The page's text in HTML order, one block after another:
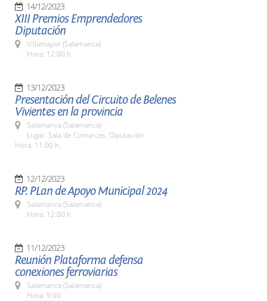
14/12/2023
XIII Premios Emprendedores
Diputación
Villamayor (Salamanca)
Hora: 12:00 h.
13/12/2023
Presentación del Circuito de Belenes
Vivientes en la provincia
Salamanca (Salamanca)
Lugar: Sala de Comarcas. Diputación
Hora: 11:00 h.
12/12/2023
RP. PLan de Apoyo Municipal 2024
Salamanca (Salamanca)
Hora: 12:00 h.
11/12/2023
Reunión Plataforma defensa
conexiones ferroviarias
Salamanca (Salamanca)
Hora: 9:00